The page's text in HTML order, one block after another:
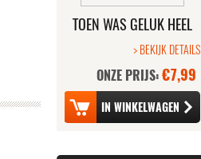
TOEN WAS GELUK HEEL
GEWOON - DE FILM
> BEKIJK DETAILS
ONZE PRIJS:€7,99